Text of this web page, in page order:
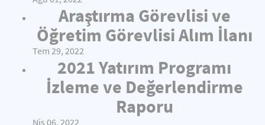
Araştırma Görevlisi ve
Öğretim Görevlisi Alım İlanı
Tem 29, 2022
2021 Yatırım Programı
İzleme ve Değerlendirme
Raporu
Nis 06, 2022